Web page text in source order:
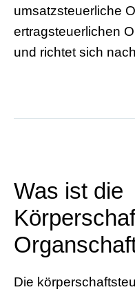
umsatzsteuerliche
ertragsteuerlichen
und richtet sich
Was ist die
Die